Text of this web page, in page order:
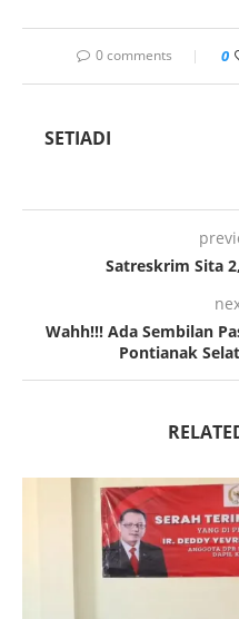
0 comments 0
SETIADI
Satreskrim Sita
Wahh!!! Ada Sembilan
Pontianak